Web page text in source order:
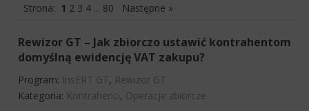
Strona: 1 2 3 4 ... 80 Następne »
Rewizor GT – Jak zbiorczo ustawić kontrahentom
domyślną ewidencję VAT zakupu?
Program: InsERT GT, Rewizor GT
Kategoria: Kontrahenci, Operacje zbiorcze